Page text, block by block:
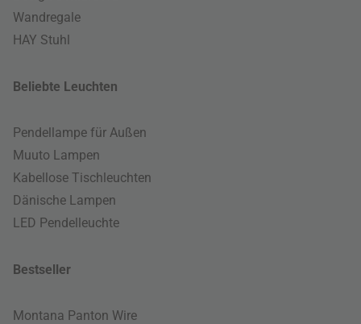
Wandregale
HAY Stuhl
Beliebte Leuchten
Pendellampe für Außen
Muuto Lampen
Kabellose Tischleuchten
Dänische Lampen
LED Pendelleuchte
Bestseller
Montana Panton Wire